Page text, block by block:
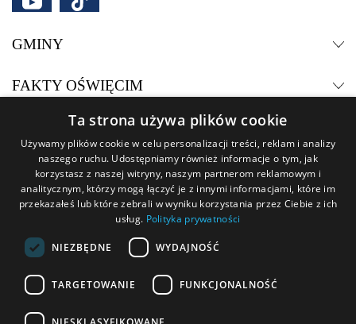
FAKTY OŚWIĘCIM
Rozwiń
PATRONUJEMY
Zwiń
POLECAMY
Rozwiń
Zwiń
WSPÓŁPRACUJEMY
GMINY
Rozwiń
YouTubeTikTok
Regulamin serwisu
Regulamin konkursów
Regulamin reklam i sponsoringu
Polityka prywatności
Zasady patronatu medialnego
Ta strona używa plików cookie
Używamy plików cookie w celu personalizacji treści, reklam i analizy
naszego ruchu. Udostępniamy również informacje o tym, jak
korzystasz z naszej witryny, naszym partnerom reklamowym i
analitycznym, którzy mogą łączyć je z innymi informacjami, które im
przekazałeś lub które zebrali w wyniku korzystania przez Ciebie z ich
usług. Polityka prywatności
NIEZBĘDNE WYDAJNOŚĆ
TARGETOWANIE FUNKCJONALNOŚĆ